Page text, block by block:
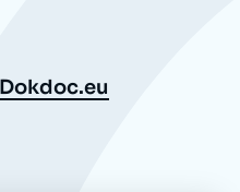
Dokdoc.eu